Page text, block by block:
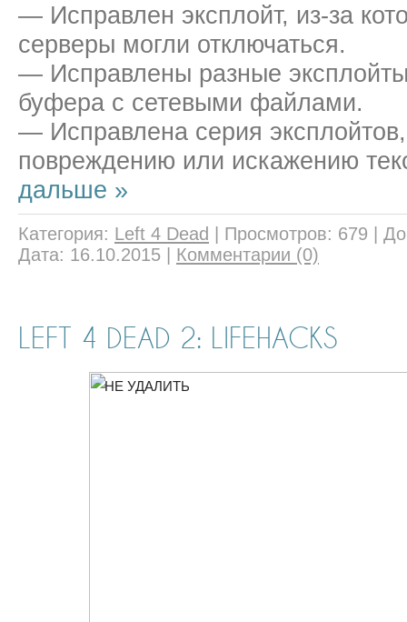
— Исправлен эксплойт, из-за
серверы могли отключаться.
— Исправлены разные
буфера с сетевыми файлами.
— Исправлена серия
повреждению или искажению
дальше »
Категория: Left 4 Dead Просмотров: 679
Дата: 16.10.2015 Комментарии (0)
LEFT 4 DEAD 2: LIFEHACKS